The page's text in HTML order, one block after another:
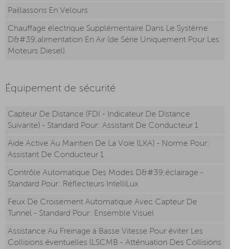
Paillassons En Velours
Chauffage électrique Supplémentaire Dans Le Système
D&#39;alimentation En Air (de Série Uniquement Pour Les
Moteurs Diesel)
Équipement de sécurité
Capteur De Distance (FDI - Indicateur De Distance
Suivante) - Standard Pour: Assistant De Conducteur 1
Aide Active Au Maintien De La Voie (LKA) - Norme Pour:
Assistant De Conducteur 1
Contrôle Automatique Des Modes D&#39;éclairage -
Standard Pour: Réflecteurs IntelliLux
Feux De Croisement Automatique Avec Capteur De
Tunnel - Standard Pour: Ensemble Visuel
Assistance Au Freinage à Basse Vitesse Pour éviter Les
Collisions éventuelles (LSCMB - Atténuation Des Collisions